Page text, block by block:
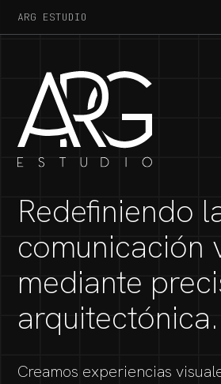
ARG ESTUDIO
Redefiniendo
comunicación
mediante
arquitectónica.
Creamos experiencias